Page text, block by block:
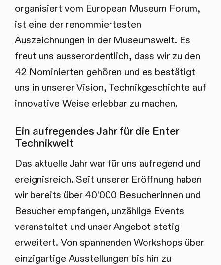
organisiert vom European Museum Forum,
ist eine der renommiertesten
Auszeichnungen in der Museumswelt. Es
freut uns ausserordentlich, dass wir zu den
42 Nominierten gehören und es bestätigt
uns in unserer Vision, Technikgeschichte auf
innovative Weise erlebbar zu machen.
Ein aufregendes Jahr für die Enter
Technikwelt
Das aktuelle Jahr war für uns aufregend und
ereignisreich. Seit unserer Eröffnung haben
wir bereits über 40'000 Besucherinnen und
Besucher empfangen, unzählige Events
veranstaltet und unser Angebot stetig
erweitert. Von spannenden Workshops über
einzigartige Ausstellungen bis hin zu